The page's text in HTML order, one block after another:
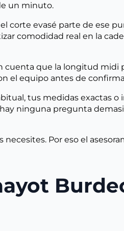
un minuto.
corte evasé parte de ese
comodidad real en la
cuenta que la longitud
el equipo antes de
tus medidas exactas
ninguna pregunta
Por eso el